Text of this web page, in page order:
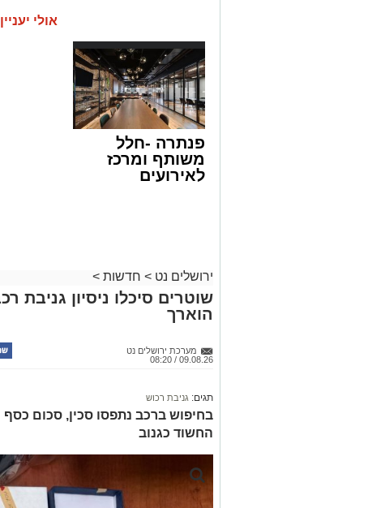
אולי
פנתרה -חלל
משותף ומרכז
לאירועים
ירושלים נט > חדשות >
שוטרים סיכלו ניסיון גניבת
הוארך
מערכת ירושלים נט
09.08.26 / 08:20
תגים: גניבת רכוש
החשוד כגנוב